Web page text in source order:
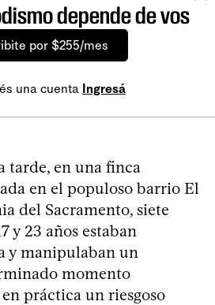
depende de vos
por $255/mes
una cuenta Ingresá
tarde, en una finca
en el populoso barrio El
del Sacramento, siete
y 23 años estaban
y manipulaban un
momento
práctica un riesgoso